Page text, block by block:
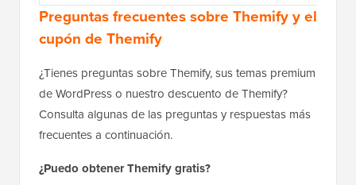
Preguntas frecuentes sobre Themify y el
cupón de Themify
¿Tienes preguntas sobre Themify, sus temas premium
de WordPress o nuestro descuento de Themify?
Consulta algunas de las preguntas y respuestas más
frecuentes a continuación.
¿Puedo obtener Themify gratis?